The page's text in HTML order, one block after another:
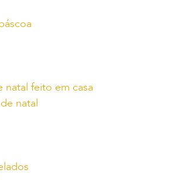
natal feito em casa
natal